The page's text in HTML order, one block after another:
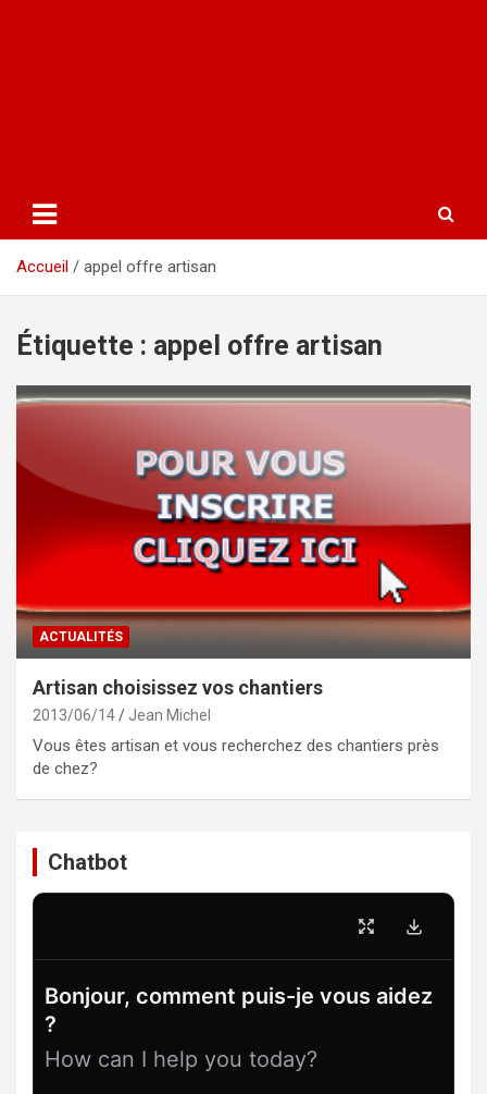
Accueil appel offre artisan
Étiquette : appel offre artisan
ACTUALITÉS
Artisan choisissez vos chantiers
2013/06/14 Jean Michel
Vous êtes artisan et vous recherchez des chantiers près
de chez?
Chatbot
Bonjour, comment puis-je vous aidez
?
How can I help you today?